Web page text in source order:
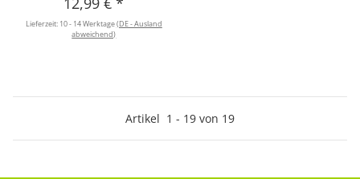
Lieferzeit: 10 - 14 Werktage(DE - Ausland
abweichend)
Artikel 1 - 19 von 19